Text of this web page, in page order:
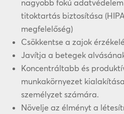
nagyobb fokú
titoktartás biztosítása
megfelelőség)
Csökkentse a zajok
Javítja a betegek
Koncentráltabb és
munkakörnyezet
személyzet számára.
Növelje az élményt a